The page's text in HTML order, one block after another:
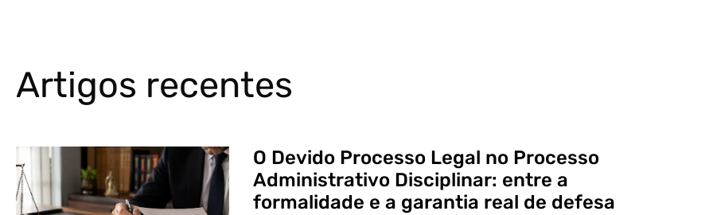
Artigos recentes
O Devido Processo Legal no Processo
Administrativo Disciplinar: entre a
formalidade e a garantia real de defesa